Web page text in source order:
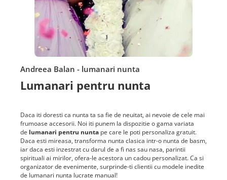
Andreea Balan - lumanari nunta
Lumanari pentru nunta
Daca iti doresti ca nunta ta sa fie de neuitat, ai nevoie de cele mai
frumoase accesorii. Noi iti punem la dispozitie o gama variata
de lumanari pentru nunta pe care le poti personaliza gratuit.
Daca esti mireasa, transforma nunta clasica intr-o nunta de basm,
iar daca esti inzestrat cu darul de a fi nas sau nasa, parintii
spirituali ai mirilor, ofera-le acestora un cadou personalizat. Ca si
organizator de evenimente, surprinde-ti clientii cu modele inedite
de lumanari nunta lucrate manual!